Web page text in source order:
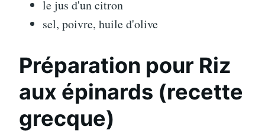
le jus d'un citron
sel, poivre, huile d'olive
Préparation pour Riz
aux épinards (recette
grecque)